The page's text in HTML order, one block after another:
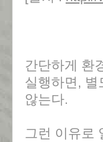
간단하게 환
실행하면, 별
않는다.
그런 이유로